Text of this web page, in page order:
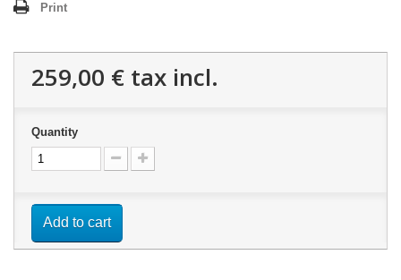
Print
259,00 € tax incl.
Quantity
Add to cart